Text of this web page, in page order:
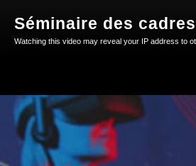
Séminaire des
Watching this video may reveal your IP address to